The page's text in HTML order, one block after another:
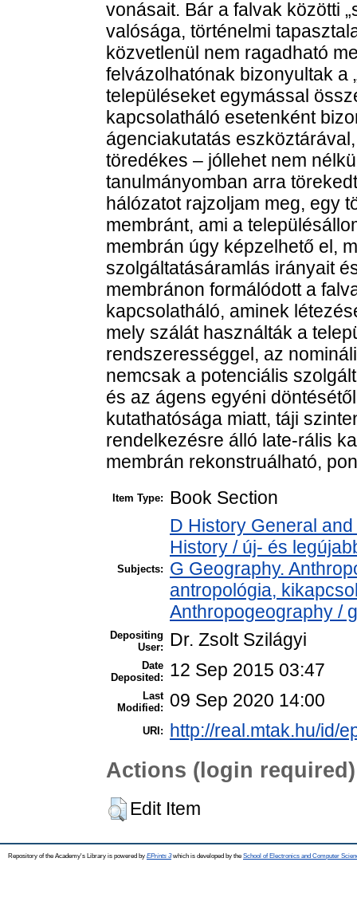
vonásait. Bár a falvak közötti
valósága, történelmi
közvetlenül nem ragadható
felvázolhatónak bizonyultak a
településeket egymással
kapcsolatháló esetenként
ágenciakutatás
töredékes – jóllehet nem
tanulmányomban arra
hálózatot rajzoljam meg, egy
membránt, ami a
membrán úgy képzelhető el,
szolgáltatásáramlás irányait
membránon formálódott a
kapcsolatháló, aminek
mely szálát használták a
rendszerességgel, az
nemcsak a potenciális
és az ágens egyéni
kutathatósága miatt, táji
rendelkezésre álló late-rális
membrán rekonstruálható,
Item Type: Book Section
Subjects:
D History General
History / új- és
G Geography.
antropológia,
Anthropogeography /
Depositing
User:
Dr. Zsolt Szilágyi
Date
Deposited:
12 Sep 2015 03:47
Last
Modified:
09 Sep 2020 14:00
URI: http://real.mtak.hu/id/
Actions (login required)
Edit Item
Repository of the Academy's Library is powered by EPrints 3which is developed by the School of Electronics and Computer